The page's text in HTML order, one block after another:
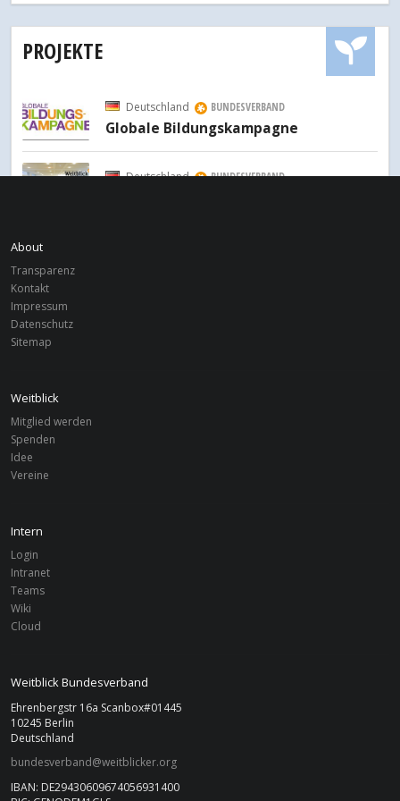
PROJEKTE
Deutschland BUNDESVERBAND
Globale Bildungskampagne
Deutschland BUNDESVERBAND
About
Transparenz
Kontakt
Impressum
Datenschutz
Sitemap
Weitblick
Mitglied werden
Spenden
Idee
Vereine
Intern
Login
Intranet
Teams
Wiki
Cloud
Weitblick Bundesverband
Ehrenbergstr 16a Scanbox#01445
10245 Berlin
Deutschland
bundesverband@weitblicker.org
IBAN: DE29430609674056931400